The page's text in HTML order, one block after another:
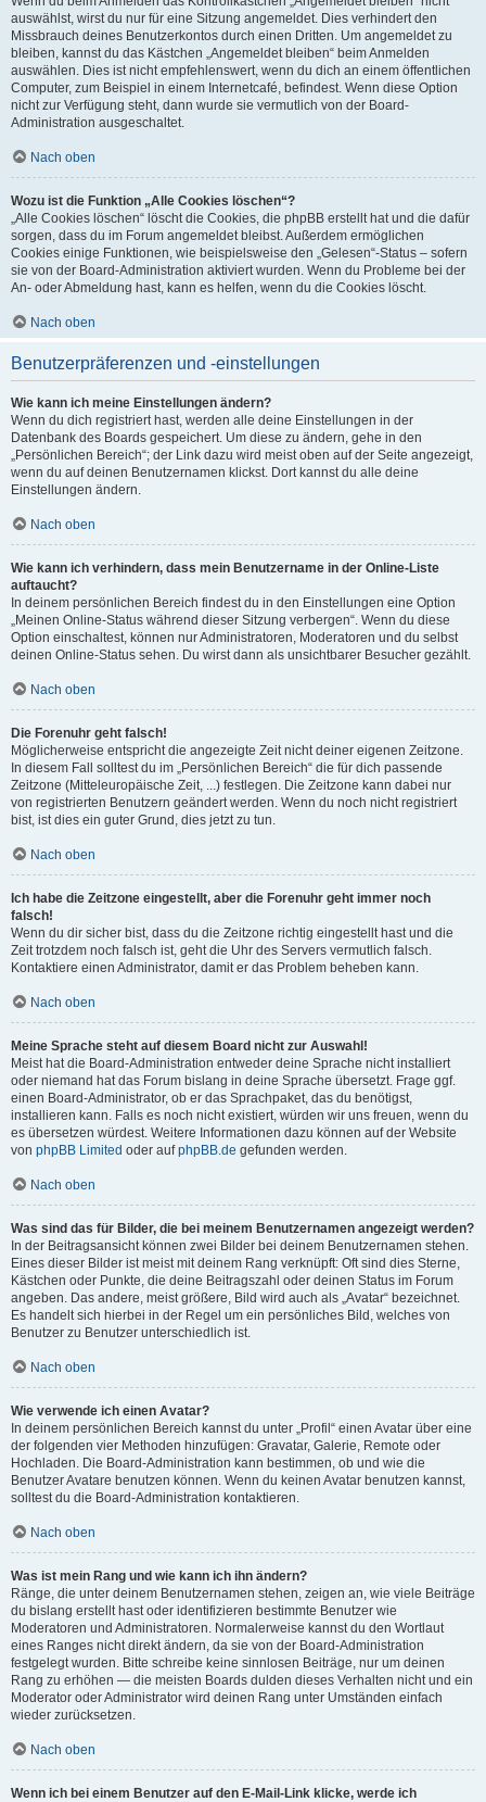
auswählst, wirst du nur für eine Sitzung angemeldet. Dies verhindert den
Missbrauch deines Benutzerkontos durch einen Dritten. Um angemeldet zu
bleiben, kannst du das Kästchen „Angemeldet bleiben“ beim Anmelden
auswählen. Dies ist nicht empfehlenswert, wenn du dich an einem öffentlichen
Computer, zum Beispiel in einem Internetcafé, befindest. Wenn diese Option
nicht zur Verfügung steht, dann wurde sie vermutlich von der Board-
Administration ausgeschaltet.
Nach oben
Wozu ist die Funktion „Alle Cookies löschen“?
„Alle Cookies löschen“ löscht die Cookies, die phpBB erstellt hat und die dafür
sorgen, dass du im Forum angemeldet bleibst. Außerdem ermöglichen
Cookies einige Funktionen, wie beispielsweise den „Gelesen“-Status – sofern
sie von der Board-Administration aktiviert wurden. Wenn du Probleme bei der
An- oder Abmeldung hast, kann es helfen, wenn du die Cookies löscht.
Nach oben
Benutzerpräferenzen und -einstellungen
Wie kann ich meine Einstellungen ändern?
Wenn du dich registriert hast, werden alle deine Einstellungen in der
Datenbank des Boards gespeichert. Um diese zu ändern, gehe in den
„Persönlichen Bereich“; der Link dazu wird meist oben auf der Seite angezeigt,
wenn du auf deinen Benutzernamen klickst. Dort kannst du alle deine
Einstellungen ändern.
Nach oben
Wie kann ich verhindern, dass mein Benutzername in der Online-Liste
auftaucht?
In deinem persönlichen Bereich findest du in den Einstellungen eine Option
„Meinen Online-Status während dieser Sitzung verbergen“. Wenn du diese
Option einschaltest, können nur Administratoren, Moderatoren und du selbst
deinen Online-Status sehen. Du wirst dann als unsichtbarer Besucher gezählt.
Nach oben
Die Forenuhr geht falsch!
Möglicherweise entspricht die angezeigte Zeit nicht deiner eigenen Zeitzone.
In diesem Fall solltest du im „Persönlichen Bereich“ die für dich passende
Zeitzone (Mitteleuropäische Zeit, ...) festlegen. Die Zeitzone kann dabei nur
von registrierten Benutzern geändert werden. Wenn du noch nicht registriert
bist, ist dies ein guter Grund, dies jetzt zu tun.
Nach oben
Ich habe die Zeitzone eingestellt, aber die Forenuhr geht immer noch
falsch!
Wenn du dir sicher bist, dass du die Zeitzone richtig eingestellt hast und die
Zeit trotzdem noch falsch ist, geht die Uhr des Servers vermutlich falsch.
Kontaktiere einen Administrator, damit er das Problem beheben kann.
Nach oben
Meine Sprache steht auf diesem Board nicht zur Auswahl!
Meist hat die Board-Administration entweder deine Sprache nicht installiert
oder niemand hat das Forum bislang in deine Sprache übersetzt. Frage ggf.
einen Board-Administrator, ob er das Sprachpaket, das du benötigst,
installieren kann. Falls es noch nicht existiert, würden wir uns freuen, wenn du
es übersetzen würdest. Weitere Informationen dazu können auf der Website
von phpBB Limited oder aufphpBB.de gefunden werden.
Nach oben
Was sind das für Bilder, die bei meinem Benutzernamen angezeigt werden?
In der Beitragsansicht können zwei Bilder bei deinem Benutzernamen stehen.
Eines dieser Bilder ist meist mit deinem Rang verknüpft: Oft sind dies Sterne,
Kästchen oder Punkte, die deine Beitragszahl oder deinen Status im Forum
angeben. Das andere, meist größere, Bild wird auch als „Avatar“ bezeichnet.
Es handelt sich hierbei in der Regel um ein persönliches Bild, welches von
Benutzer zu Benutzer unterschiedlich ist.
Nach oben
Wie verwende ich einen Avatar?
In deinem persönlichen Bereich kannst du unter „Profil“ einen Avatar über eine
der folgenden vier Methoden hinzufügen: Gravatar, Galerie, Remote oder
Hochladen. Die Board-Administration kann bestimmen, ob und wie die
Benutzer Avatare benutzen können. Wenn du keinen Avatar benutzen kannst,
solltest du die Board-Administration kontaktieren.
Nach oben
Was ist mein Rang und wie kann ich ihn ändern?
Ränge, die unter deinem Benutzernamen stehen, zeigen an, wie viele Beiträge
du bislang erstellt hast oder identifizieren bestimmte Benutzer wie
Moderatoren und Administratoren. Normalerweise kannst du den Wortlaut
eines Ranges nicht direkt ändern, da sie von der Board-Administration
festgelegt wurden. Bitte schreibe keine sinnlosen Beiträge, nur um deinen
Rang zu erhöhen — die meisten Boards dulden dieses Verhalten nicht und ein
Moderator oder Administrator wird deinen Rang unter Umständen einfach
wieder zurücksetzen.
Nach oben
Wenn ich bei einem Benutzer auf den E-Mail-Link klicke, werde ich